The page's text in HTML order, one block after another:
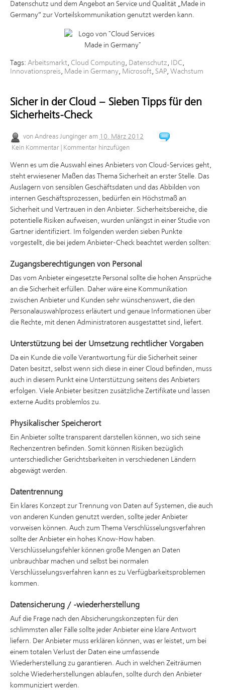
Datenschutz und dem Angebot an Service und Qualität „Made in
Germany“ zur Vorteilskommunikation genutzt werden kann.
Tags: Arbeitsmarkt, Cloud Computing, Datenschutz, IDC,
Innovationspreis, Made in Germany, Microsoft, SAP, Wachstum
Sicher in der Cloud – Sieben Tipps für den
Sicherheits-Check
von Andreas Junginger am 10. März 2012
Kein Kommentar
Kommentar hinzufügen
Wenn es um die Auswahl eines Anbieters von Cloud-Services geht,
steht erwiesener Maßen das Thema Sicherheit an erster Stelle. Das
Auslagern von sensiblen Geschäftsdaten und das Abbilden von
internen Geschäftsprozessen, bedürfen ein Höchstmaß an
Sicherheit und Vertrauen in den Anbieter. Sicherheitsbereiche, die
potentielle Risiken aufweisen, wurden unlängst in einer Studie von
Gartner identifiziert. Im folgenden werden sieben Punkte
vorgestellt, die bei jedem Anbieter-Check beachtet werden sollten:
Zugangsberechtigungen von Personal
Das vom Anbieter eingesetzte Personal sollte die hohen Ansprüche
an die Sicherheit erfüllen. Daher wäre eine Kommunikation
zwischen Anbieter und Kunden sehr wünschenswert, die den
Personalauswahlprozess erläutert und genaue Informationen über
die Rechte, mit denen Administratoren ausgestattet sind, liefert.
Unterstützung bei der Umsetzung rechtlicher Vorgaben
Da ein Kunde die volle Verantwortung für die Sicherheit seiner
Daten besitzt, selbst wenn sich diese in einer Cloud befinden, muss
auch in diesem Punkt eine Unterstützung seitens des Anbieters
erfolgen. Viele Anbieter besitzen zusätzliche Zertifikate und lassen
externe Audits problemlos zu.
Physikalischer Speicherort
Ein Anbieter sollte transparent darstellen können, wo sich seine
Rechenzentren befinden. Somit können Risiken bezüglich
unterschiedlicher Gerichtsbarkeiten in verschiedenen Ländern
abgewägt werden.
Datentrennung
Ein klares Konzept zur Trennung von Daten auf Systemen, die auch
von anderen Kunden genutzt werden, sollte jeder Anbieter
vorweisen können. Auch zum Thema Verschlüsselungsverfahren
sollte der Anbieter ein hohes Know-How haben.
Verschlüsselungsfehler können große Mengen an Daten
unbrauchbar machen und selbst bei normalen
Verschlüsselungsverfahren kann es zu Verfügbarkeitsproblemen
kommen.
Datensicherung / -wiederherstellung
Auf die Frage nach den Absicherungskonzepten für den
schlimmsten aller Fälle sollte jeder Anbieter eine klare Antwort
liefern. Der Anbieter muss erklären können, was er leistet, um bei
einem totalen Verlust der Daten eine umfassende
Wiederherstellung zu garantieren. Auch in welchen Zeiträumen
solche Wiederherstellungen ablaufen, sollte durch den Anbieter
kommuniziert werden.